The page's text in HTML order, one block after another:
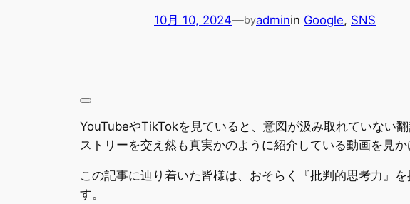
10月 10, 2024—byadminin Google, SNS
YouTubeやTikTokを見ていると、意図が汲み取れていない
ストリーを交え然も真実かのように紹介している動画を見か
この記事に辿り着いた皆様は、おそらく『批判的思考力』
す。